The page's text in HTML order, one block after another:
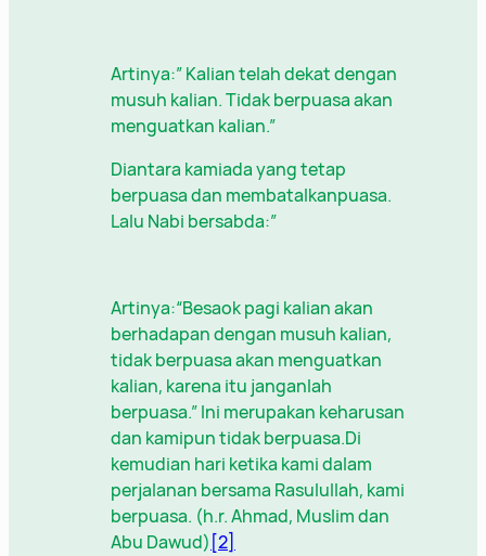
Artinya:” Kalian telah dekat dengan
musuh kalian. Tidak berpuasa akan
menguatkan kalian.”
Diantara kamiada yang tetap
berpuasa dan membatalkanpuasa.
Lalu Nabi bersabda:”
Artinya:“Besaok pagi kalian akan
berhadapan dengan musuh kalian,
tidak berpuasa akan menguatkan
kalian, karena itu janganlah
berpuasa.” Ini merupakan keharusan
dan kamipun tidak berpuasa.Di
kemudian hari ketika kami dalam
perjalanan bersama Rasulullah, kami
berpuasa. (h.r. Ahmad, Muslim dan
Abu Dawud) [2]